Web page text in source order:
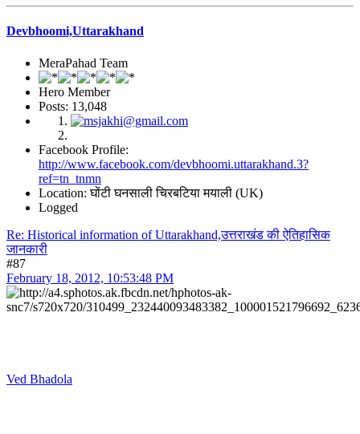
Devbhoomi,Uttarakhand
MeraPahad Team
Hero Member
Posts: 13,048
Facebook Profile:
http://www.facebook.com/devbhoomi.uttarakhand.3?
ref=tn_tnmn
Location: घोंटी घनसाली चिरबटिया मयाली (UK)
Logged
Re: Historical information of Uttarakhand,उत्तराखंड की ऐतिहासिक
जानकारी
#87
February 18, 2012, 10:53:48 PM
Ved Bhadola